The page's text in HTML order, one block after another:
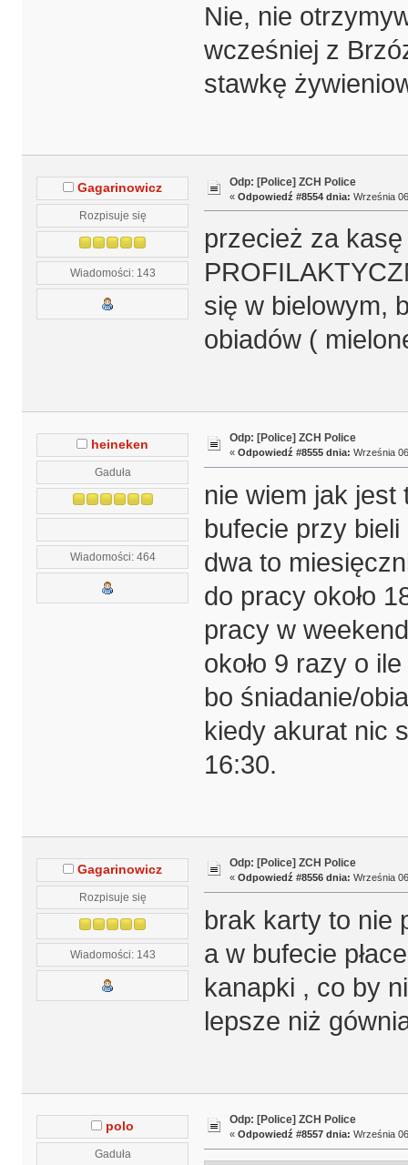
Nie, nie
wcześniej z
stawkę
Gagarinowicz
Rozpisuje się
Wiadomości: 143
Odp: [Police] ZCH Police
« Odpowiedź #8554 dnia: Września
przecież za
się w bielowym,
obiadów (
heineken
Gaduła
Wiadomości: 464
Odp: [Police] ZCH Police
« Odpowiedź #8555 dnia: Września
nie wiem jak
bufecie przy bieli
dwa to
do pracy około
pracy w
około 9 razy o
bo śniadanie/
kiedy akurat nic
16:30.
Gagarinowicz
Rozpisuje się
Wiadomości: 143
Odp: [Police] ZCH Police
« Odpowiedź #8556 dnia: Września
brak karty to nie
a w bufecie
kanapki , co by
lepsze niż
polo
Gaduła
Odp: [Police] ZCH Police
« Odpowiedź #8557 dnia: Września